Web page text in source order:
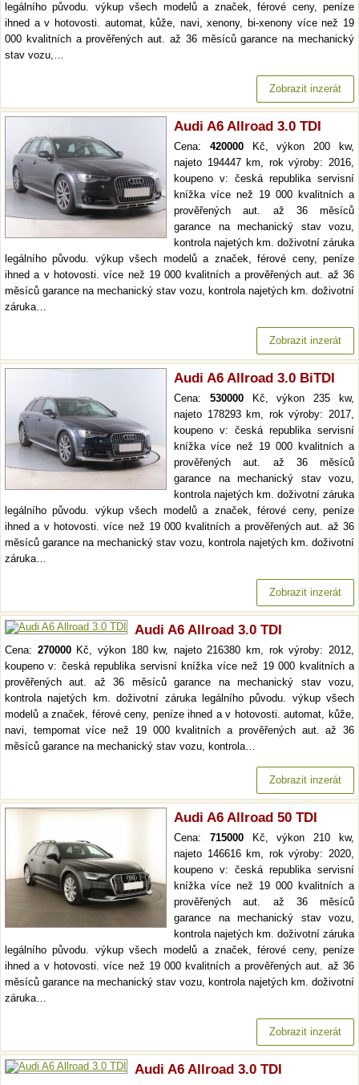
legálního původu. výkup všech modelů a značek, férové ceny, peníze
ihned a v hotovosti. automat, kůže, navi, xenony, bi-xenony více než 19
000 kvalitních a prověřených aut. až 36 měsíců garance na mechanický
stav vozu,…
Zobrazit inzerát
Audi A6 Allroad 3.0 TDI
Cena: 420000Kč, výkon 200 kw,
najeto 194447 km, rok výroby: 2016,
koupeno v: česká republika servisní
knížka více než 19 000 kvalitních a
prověřených aut. až 36 měsíců
garance na mechanický stav vozu,
kontrola najetých km. doživotní záruka
legálního původu. výkup všech modelů a značek, férové ceny, peníze
ihned a v hotovosti. více než 19 000 kvalitních a prověřených aut. až 36
měsíců garance na mechanický stav vozu, kontrola najetých km. doživotní
záruka…
Zobrazit inzerát
Audi A6 Allroad 3.0 BiTDI
Cena: 530000Kč, výkon 235 kw,
najeto 178293 km, rok výroby: 2017,
koupeno v: česká republika servisní
knížka více než 19 000 kvalitních a
prověřených aut. až 36 měsíců
garance na mechanický stav vozu,
kontrola najetých km. doživotní záruka
legálního původu. výkup všech modelů a značek, férové ceny, peníze
ihned a v hotovosti. více než 19 000 kvalitních a prověřených aut. až 36
měsíců garance na mechanický stav vozu, kontrola najetých km. doživotní
záruka…
Zobrazit inzerát
Audi A6 Allroad 3.0 TDI
Cena: 270000Kč, výkon 180 kw, najeto 216380 km, rok výroby: 2012,
koupeno v: česká republika servisní knížka více než 19 000 kvalitních a
prověřených aut. až 36 měsíců garance na mechanický stav vozu,
kontrola najetých km. doživotní záruka legálního původu. výkup všech
modelů a značek, férové ceny, peníze ihned a v hotovosti. automat, kůže,
navi, tempomat více než 19 000 kvalitních a prověřených aut. až 36
měsíců garance na mechanický stav vozu, kontrola…
Zobrazit inzerát
Audi A6 Allroad 50 TDI
Cena: 715000Kč, výkon 210 kw,
najeto 146616 km, rok výroby: 2020,
koupeno v: česká republika servisní
knížka více než 19 000 kvalitních a
prověřených aut. až 36 měsíců
garance na mechanický stav vozu,
kontrola najetých km. doživotní záruka
legálního původu. výkup všech modelů a značek, férové ceny, peníze
ihned a v hotovosti. více než 19 000 kvalitních a prověřených aut. až 36
měsíců garance na mechanický stav vozu, kontrola najetých km. doživotní
záruka…
Zobrazit inzerát
Audi A6 Allroad 3.0 TDI